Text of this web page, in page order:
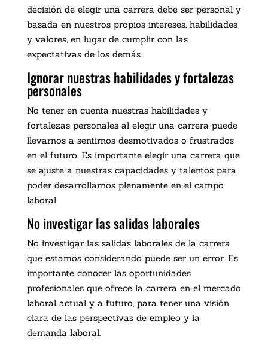
decisión de elegir una carrera debe ser personal y
basada en nuestros propios intereses, habilidades
y valores, en lugar de cumplir con las
expectativas de los demás.
Ignorar nuestras habilidades y fortalezas
personales
No tener en cuenta nuestras habilidades y
fortalezas personales al elegir una carrera puede
llevarnos a sentirnos desmotivados o frustrados
en el futuro. Es importante elegir una carrera que
se ajuste a nuestras capacidades y talentos para
poder desarrollarnos plenamente en el campo
laboral.
No investigar las salidas laborales
No investigar las salidas laborales de la carrera
que estamos considerando puede ser un error. Es
importante conocer las oportunidades
profesionales que ofrece la carrera en el mercado
laboral actual y a futuro, para tener una visión
clara de las perspectivas de empleo y la
demanda laboral.